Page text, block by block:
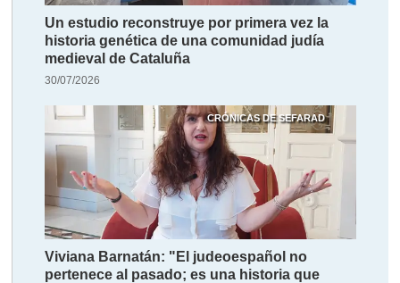
Un estudio reconstruye por primera vez la
historia genética de una comunidad judía
medieval de Cataluña
30/07/2026
CRÓNICAS DE SEFARAD
Viviana Barnatán: "El judeoespañol no
pertenece al pasado; es una historia que